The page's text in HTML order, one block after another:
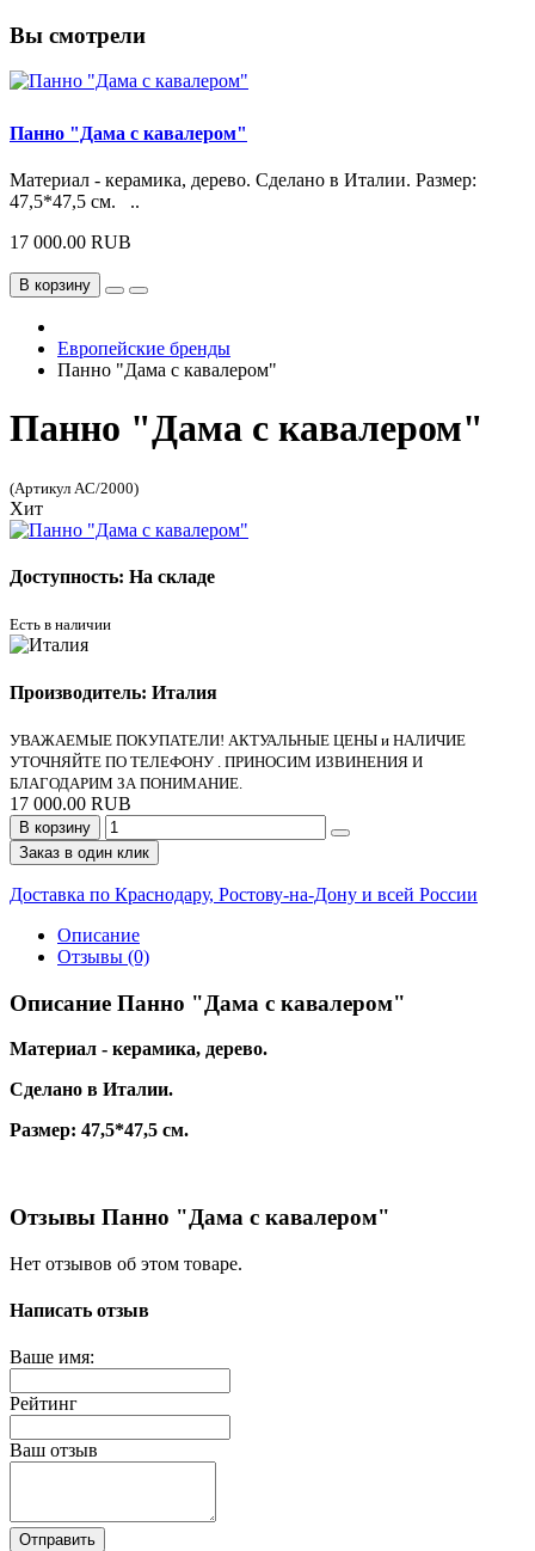
Вы смотрели
Панно "Дама с кавалером"
Материал - керамика, дерево. Сделано в Италии. Размер:
47,5*47,5 см. ..
17 000.00 RUB
В корзину
Европейские бренды
Панно "Дама с кавалером"
Панно "Дама с кавалером"
(Артикул AC/2000)
Хит
Доступность: На складе
Есть в наличии
Производитель: Италия
УВАЖАЕМЫЕ ПОКУПАТЕЛИ! АКТУАЛЬНЫЕ ЦЕНЫ и НАЛИЧИЕ
УТОЧНЯЙТЕ ПО ТЕЛЕФОНУ . ПРИНОСИМ ИЗВИНЕНИЯ И
БЛАГОДАРИМ ЗА ПОНИМАНИЕ.
17 000.00 RUB
В корзину
Заказ в один клик
Доставка по Краснодару, Ростову-на-Дону и всей России
Описание
Отзывы (0)
Описание Панно "Дама с кавалером"
Материал - керамика, дерево.
Сделано в Италии.
Размер: 47,5*47,5 см.
Отзывы Панно "Дама с кавалером"
Нет отзывов об этом товаре.
Написать отзыв
Ваше имя:
Рейтинг
Ваш отзыв